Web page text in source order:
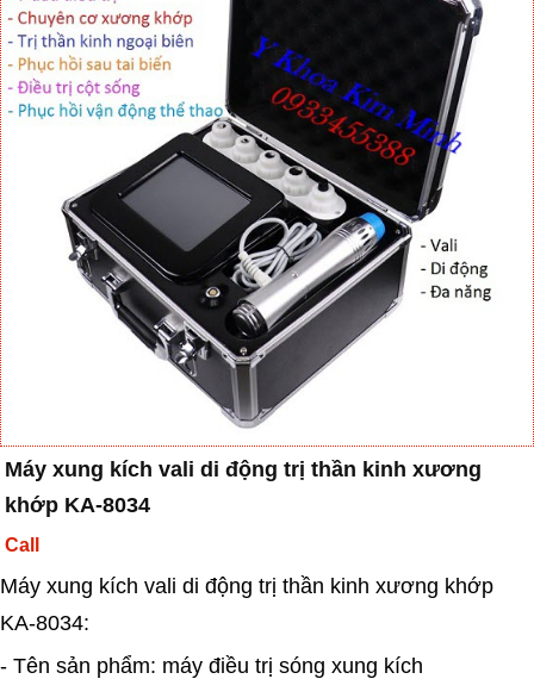
Máy xung kích vali di động trị thần kinh xương
khớp KA-8034
Call
Máy xung kích vali di động trị thần kinh xương khớp
KA-8034:
- Tên sản phẩm: máy điều trị sóng xung kích